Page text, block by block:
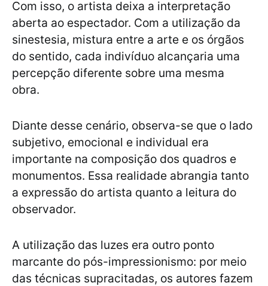
Com isso, o artista deixa a interpretação
aberta ao espectador. Com a utilização da
sinestesia, mistura entre a arte e os órgãos
do sentido, cada indivíduo alcançaria uma
percepção diferente sobre uma mesma
obra.
Diante desse cenário, observa-se que o lado
subjetivo, emocional e individual era
importante na composição dos quadros e
monumentos. Essa realidade abrangia tanto
a expressão do artista quanto a leitura do
observador.
A utilização das luzes era outro ponto
marcante do pós-impressionismo: por meio
das técnicas supracitadas, os autores fazem